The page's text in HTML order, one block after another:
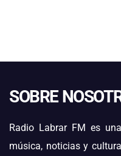
SOBRE
Radio Labrar FM es
música, noticias y